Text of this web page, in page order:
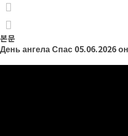
본문
День ангела Спас 05.06.2026